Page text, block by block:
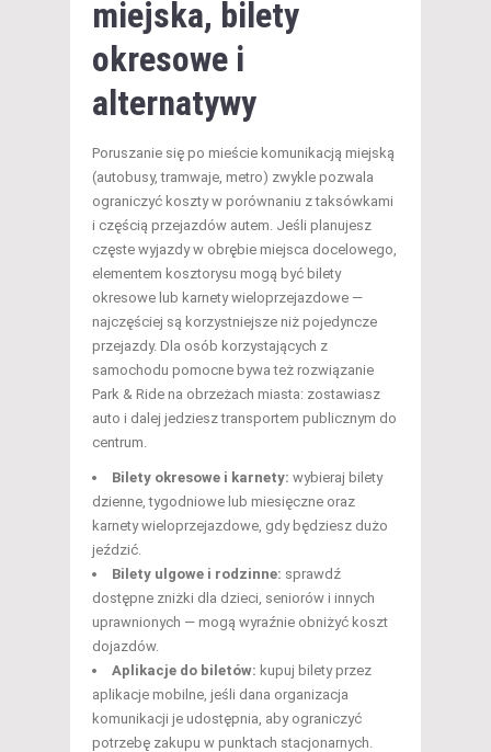
miejska, bilety
okresowe i
alternatywy
Poruszanie się po mieście komunikacją miejską
(autobusy, tramwaje, metro) zwykle pozwala
ograniczyć koszty w porównaniu z taksówkami
i częścią przejazdów autem. Jeśli planujesz
częste wyjazdy w obrębie miejsca docelowego,
elementem kosztorysu mogą być bilety
okresowe lub karnety wieloprzejazdowe —
najczęściej są korzystniejsze niż pojedyncze
przejazdy. Dla osób korzystających z
samochodu pomocne bywa też rozwiązanie
Park & Ride na obrzeżach miasta: zostawiasz
auto i dalej jedziesz transportem publicznym do
centrum.
Bilety okresowe i karnety: wybieraj bilety
dzienne, tygodniowe lub miesięczne oraz
karnety wieloprzejazdowe, gdy będziesz dużo
jeździć.
Bilety ulgowe i rodzinne: sprawdź
dostępne zniżki dla dzieci, seniorów i innych
uprawnionych — mogą wyraźnie obniżyć koszt
dojazdów.
Aplikacje do biletów: kupuj bilety przez
aplikacje mobilne, jeśli dana organizacja
komunikacji je udostępnia, aby ograniczyć
potrzebę zakupu w punktach stacjonarnych.